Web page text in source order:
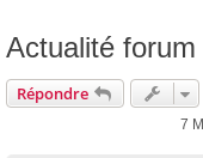
Actualité forum
Répondre
7